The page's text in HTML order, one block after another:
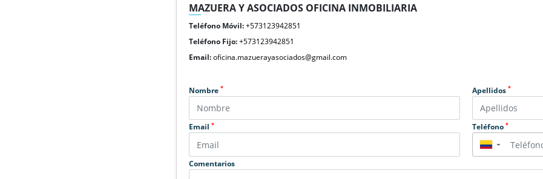
MAZUERA Y ASOCIADOS OFICINA INMOBILIARIA
Teléfono Móvil:+573123942851
Teléfono Fijo:+573123942851
Email:oficina.mazuerayasociados@gmail.com
Nombre* Apellidos *
Email* Teléfono *
▼
Comentarios